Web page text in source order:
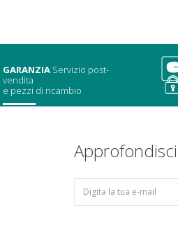
GARANZIA Servizio post-
vendita
e pezzi di ricambio
Approfondisci